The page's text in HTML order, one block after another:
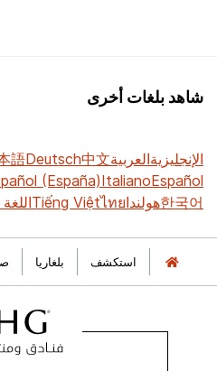
شاهد بلغات أخرى
الإنجليزيةالعربية中文
Deutsch
語
Español
Italiano
(España)
한국어هولنداไทย
Tiếng Việt
استكشف بلغاريا